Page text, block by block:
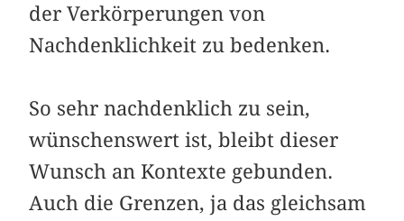
der Verkörperungen von
Nachdenklichkeit zu bedenken.
So sehr nachdenklich zu sein,
wünschenswert ist, bleibt dieser
Wunsch an Kontexte gebunden.
Auch die Grenzen, ja das gleichsam